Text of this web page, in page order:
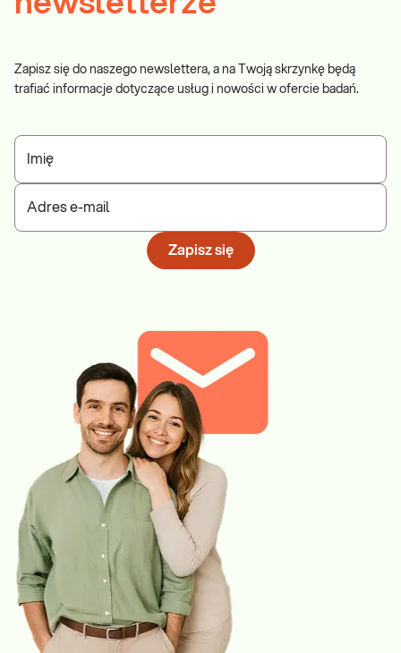
Zapisz się do naszego newslettera, a na Twoją skrzynkę będą
trafiać informacje dotyczące usług i nowości w ofercie badań.
Imię
Adres e-mail
Zapisz się